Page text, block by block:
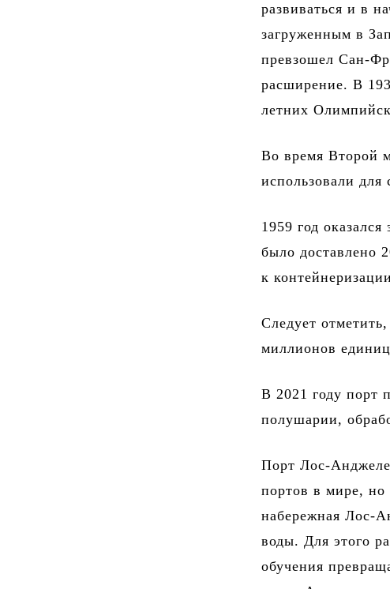
развиваться и в
загруженным в
превзошел Сан-
расширение. В
летних
Во время Второй
использовали для
1959 год
было доставлено
к
Следует
миллионов
В 2021 году порт
полушарии,
Порт Лос-
портов в мире, но
набережная Лос-
воды. Для этого
обучения